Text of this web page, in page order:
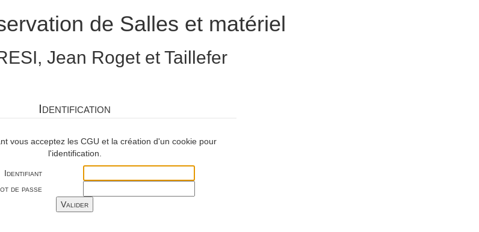
de Salles et matériel
Jean Roget et Taillefer
Identification
vous acceptez les CGU et la création d'un cookie pour
l'identification.
Identifiant
de passe